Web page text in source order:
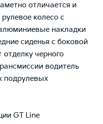
отличается и
колесо с
накладки
сиденья с боковой
черного
водитель
подрулевых
GT Line